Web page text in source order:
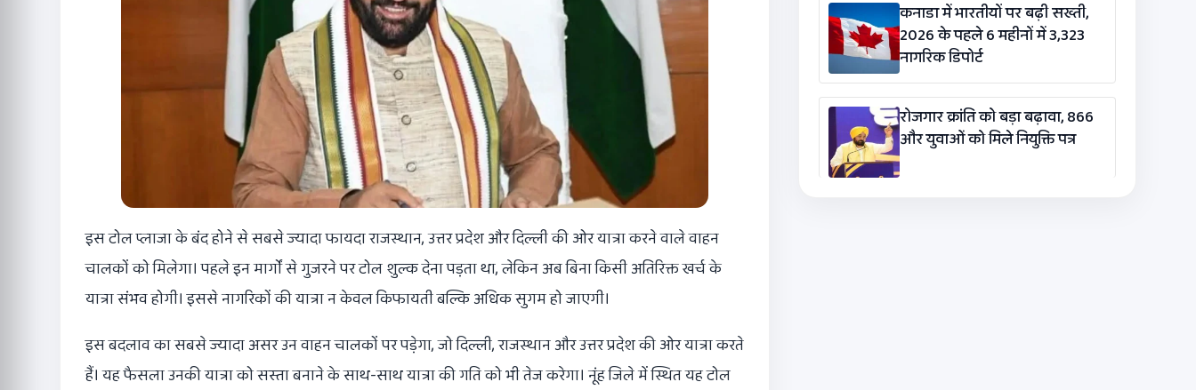
इस टोल प्लाजा के बंद होने से सबसे ज्यादा फायदा राजस्थान, उत्तर प्रदेश और दिल्ली की ओर यात्रा करने वाले वाहन
चालकों को मिलेगा। पहले इन मार्गों से गुजरने पर टोल शुल्क देना पड़ता था, लेकिन अब बिना किसी अतिरिक्त खर्च के
यात्रा संभव होगी। इससे नागरिकों की यात्रा न केवल किफायती बल्कि अधिक सुगम हो जाएगी।
इस बदलाव का सबसे ज्यादा असर उन वाहन चालकों पर पड़ेगा, जो दिल्ली, राजस्थान और उत्तर प्रदेश की ओर यात्रा करते
हैं। यह फैसला उनकी यात्रा को सस्ता बनाने के साथ-साथ यात्रा की गति को भी तेज करेगा। नूंह जिले में स्थित यह टोल
कनाडा में भारतीयों पर बढ़ी सख्ती,
2026 के पहले 6 महीनों में 3,323
नागरिक डिपोर्ट
रोजगार क्रांति को बड़ा बढ़ावा, 866
और युवाओं को मिले नियुक्ति पत्र